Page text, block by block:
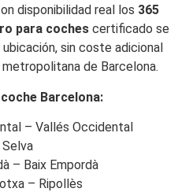
disponibilidad real los 365
para coches certificado se
sin coste adicional
de Barcelona.
Barcelona:
– Vallés Occidental
– Baix Empordà
– Ripollès